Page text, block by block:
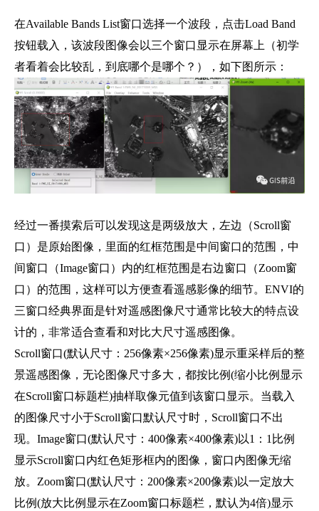
在Available Bands List窗口选择一个波段，点击Load Band
按钮载入，该波段图像会以三个窗口显示在屏幕上（初学
者看着会比较乱，到底哪个是哪个？），如下图所示：
经过一番摸索后可以发现这是两级放大，左边（Scroll窗
口）是原始图像，里面的红框范围是中间窗口的范围，中
间窗口（Image窗口）内的红框范围是右边窗口（Zoom窗
口）的范围，这样可以方便查看遥感影像的细节。ENVI的
三窗口经典界面是针对遥感图像尺寸通常比较大的特点设
计的，非常适合查看和对比大尺寸遥感图像。
Scroll窗口(默认尺寸：256像素×256像素)显示重采样后的整
景遥感图像，无论图像尺寸多大，都按比例(缩小比例显示
在Scroll窗口标题栏)抽样取像元值到该窗口显示。当载入
的图像尺寸小于Scroll窗口默认尺寸时，Scroll窗口不出
现。Image窗口(默认尺寸：400像素×400像素)以1：1比例
显示Scroll窗口内红色矩形框内的图像，窗口内图像无缩
放。Zoom窗口(默认尺寸：200像素×200像素)以一定放大
比例(放大比例显示在Zoom窗口标题栏，默认为4倍)显示